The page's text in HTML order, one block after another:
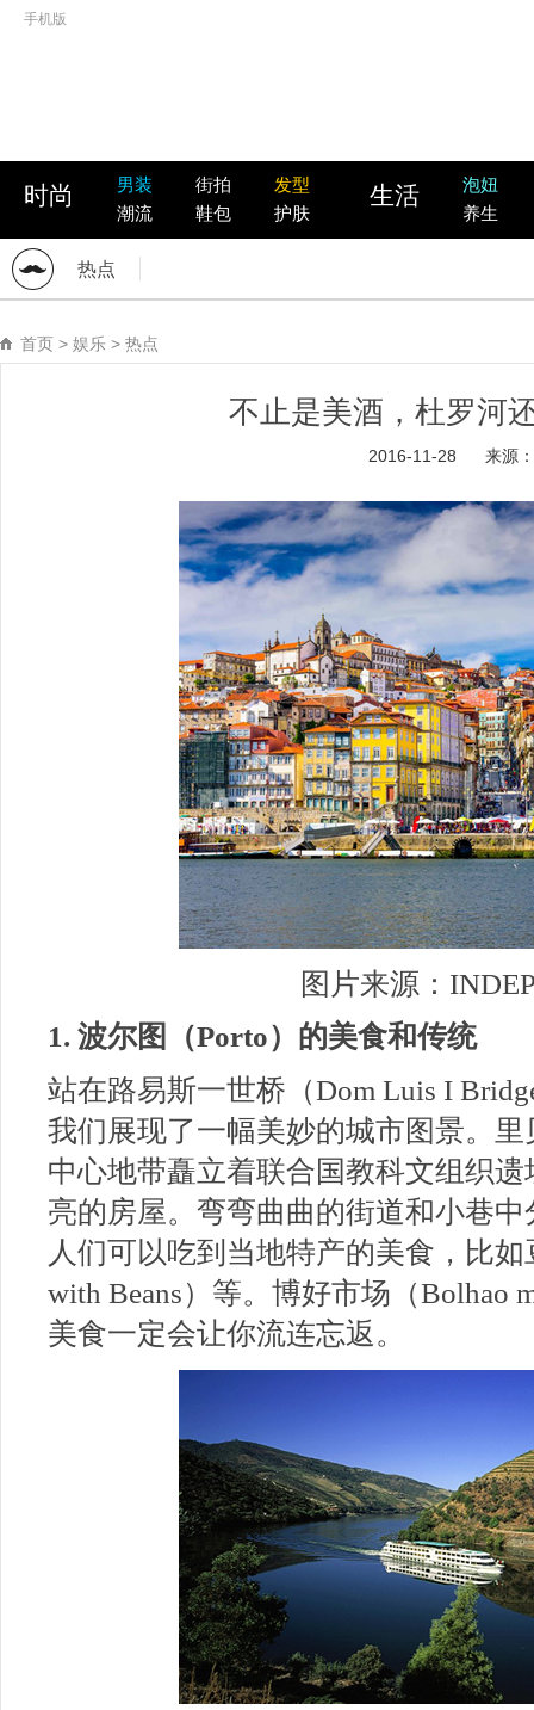
手机版
时尚 男装 街拍
发型
潮流
鞋包 护肤
生活
泡妞
养生
热点
首页 > 娱乐 > 热点
不止是美酒，杜罗河
2016-11-28 来源
图片来源：
1. 波尔图（Porto）的美食和传统
站在路易斯一世桥（Dom Luis I
我们展现了一幅美妙的城市图景。里
中心地带矗立着联合国教科文组织
亮的房屋。弯弯曲曲的街道和小巷
人们可以吃到当地特产的美食，比如
with Beans）等。博好市场（Bolhao
美食一定会让你流连忘返。